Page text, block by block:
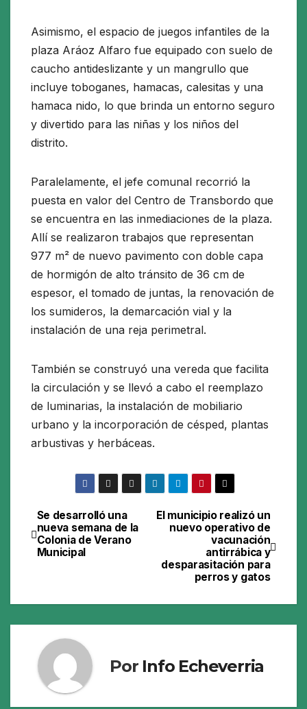
Asimismo, el espacio de juegos infantiles de la
plaza Aráoz Alfaro fue equipado con suelo de
caucho antideslizante y un mangrullo que
incluye toboganes, hamacas, calesitas y una
hamaca nido, lo que brinda un entorno seguro
y divertido para las niñas y los niños del
distrito.
Paralelamente, el jefe comunal recorrió la
puesta en valor del Centro de Transbordo que
se encuentra en las inmediaciones de la plaza.
Allí se realizaron trabajos que representan
977 m² de nuevo pavimento con doble capa
de hormigón de alto tránsito de 36 cm de
espesor, el tomado de juntas, la renovación de
los sumideros, la demarcación vial y la
instalación de una reja perimetral.
También se construyó una vereda que facilita
la circulación y se llevó a cabo el reemplazo
de luminarias, la instalación de mobiliario
urbano y la incorporación de césped, plantas
arbustivas y herbáceas.
Navegación
de
El municipio realizó un
nuevo operativo de
vacunación
antirrábica y
desparasitación para
perros y gatos
Se desarrolló una
nueva semana de la
Colonia de Verano
Municipal
Por Info Echeverria